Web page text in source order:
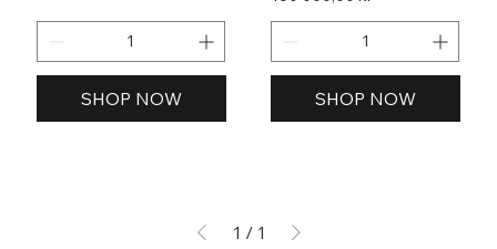
SHOP NOW SHOP NOW
1 / 1